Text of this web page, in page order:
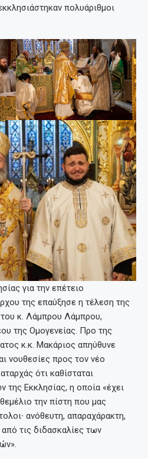
πολυάριθμοι
για την επέτειο
της επαύξησε η τέλεση της
του κ. Λάμπρου Λάμπρου,
της Ομογενείας. Προ της
κ.κ. Μακάριος απηύθυνε
νουθεσίες προς τον νέο
ότι καθίσταται
της Εκκλησίας, η οποία «έχει
την πίστη που μας
ανόθευτη, απαραχάρακτη,
τις διδασκαλίες των